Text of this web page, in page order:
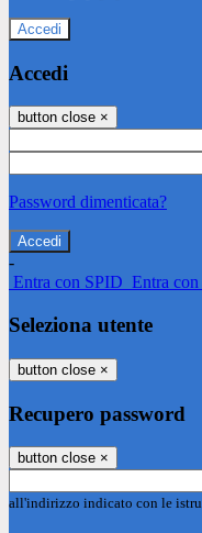
Accedi
Accedi
button close ×
Password dimenticata?
-
Entra con SPID Entra
Seleziona utente
button close ×
Recupero password
button close ×
all'indirizzo indicato con le